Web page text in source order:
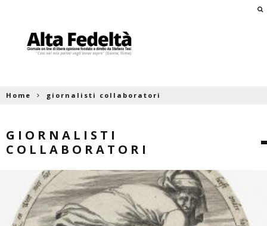
Home giornalisti collaboratori
GIORNALISTI
COLLABORATORI